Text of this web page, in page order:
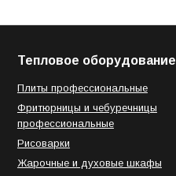
Тепловое оборудование
Плиты профессиональные
Фритюрницы и чебуречницы
профессиональные
Рисоварки
Жарочные и духовые шкафы